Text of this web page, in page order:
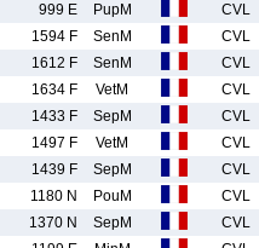
999 E PupM CVL
1594 F SenM CVL
1612 F SenM CVL
1634 F VetM CVL
1433 F SepM CVL
1497 F VetM CVL
1439 F SepM CVL
1180 N PouM CVL
1370 N SepM CVL